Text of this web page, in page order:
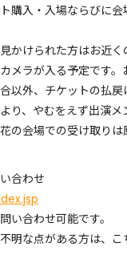
購入・入場ならびに
かけられた方はお近
メラが入る予定です
以外、チケットの払戻
より、やむをえず出
の会場での受け取りは
合わせ
い合わせ可能です。
明な点がある方は、こ